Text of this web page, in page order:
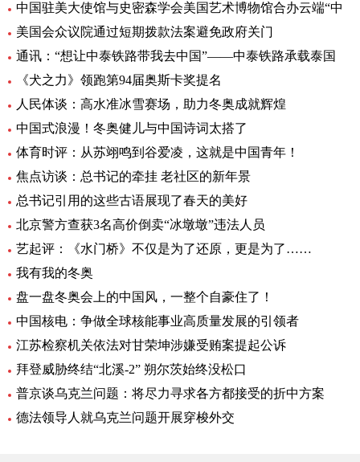
中国驻美大使馆与史密森学会美国艺术博物馆合办云端“中
美国会众议院通过短期拨款法案避免政府关门
通讯：“想让中泰铁路带我去中国”——中泰铁路承载泰国
《犬之力》领跑第94届奥斯卡奖提名
人民体谈：高水准冰雪赛场，助力冬奥成就辉煌
中国式浪漫！冬奥健儿与中国诗词太搭了
体育时评：从苏翊鸣到谷爱凌，这就是中国青年！
焦点访谈：总书记的牵挂 老社区的新年景
总书记引用的这些古语展现了春天的美好
北京警方查获3名高价倒卖“冰墩墩”违法人员
艺起评：《水门桥》不仅是为了还原，更是为了……
我有我的冬奥
盘一盘冬奥会上的中国风，一整个自豪住了！
中国核电：争做全球核能事业高质量发展的引领者
江苏检察机关依法对甘荣坤涉嫌受贿案提起公诉
拜登威胁终结“北溪-2” 朔尔茨始终没松口
普京谈乌克兰问题：将尽力寻求各方都接受的折中方案
德法领导人就乌克兰问题开展穿梭外交